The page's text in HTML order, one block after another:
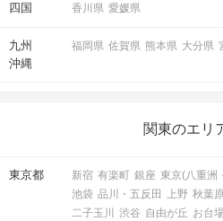
四国 香川県 愛媛県
九州
沖縄
福岡県 佐賀県 熊本県 大分県
関東のエリ
東京都 新宿 有楽町 銀座 東京(八重洲
池袋 品川・五反田 上野 秋葉原
二子玉川
渋谷 自由が丘 お台